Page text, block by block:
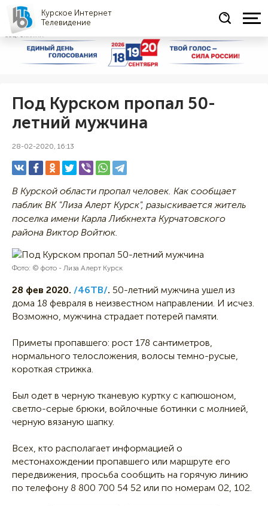
Курское Интернет
Телевидение
СОЦРЕКЛАМА
Под Курском пропал 50-
летний мужчина
28-02-2020, 16:13
В Курской области пропал человек. Как сообщает
паблик ВК "Лиза Алерт Курск", разыскивается житель
поселка имени Карла Либкнехта Курчатовского
района Виктор Войтюк.
Фото: © фото - Лиза Алерт Курск
28 фев 2020. /46ТВ/. 50-летний мужчина ушел из
дома 18 февраля в неизвестном направлении. И исчез.
Возможно, мужчина страдает потерей памяти.
Приметы пропавшего: рост 178 сантиметров,
нормального телосложения, волосы темно-русые,
короткая стрижка.
Был одет в черную тканевую куртку с капюшоном,
светло-серые брюки, войлочные ботинки с молнией,
черную вязаную шапку.
Всех, кто располагает информацией о
местонахождении пропавшего или маршруте его
передвижения, просьба сообщить на горячую линию
по телефону 8 800 700 54 52 или по номерам 02, 102.